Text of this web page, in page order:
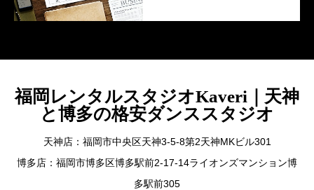
福岡レンタルスタジオKaveri｜天神
と博多の格安ダンススタジオ
天神店：福岡市中央区天神3-5-8第2天神MKビル301
博多店：福岡市博多区博多駅前2-17-14ライオンズマンション博
多駅前305